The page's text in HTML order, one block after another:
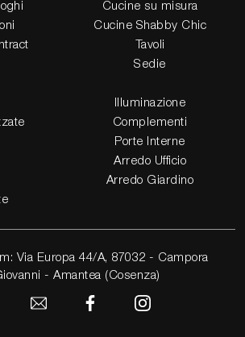
Cucine su misura
Cucine Shabby Chic
Tavoli
Sedie
Illuminazione
Complementi
Porte Interne
Arredo Ufficio
Arredo Giardino
Via Europa 44/A, 87032 - Campora
- Amantea (Cosenza)